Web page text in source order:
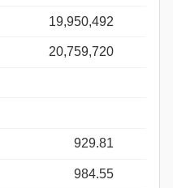
19,950,492
20,759,720
929.81
984.55